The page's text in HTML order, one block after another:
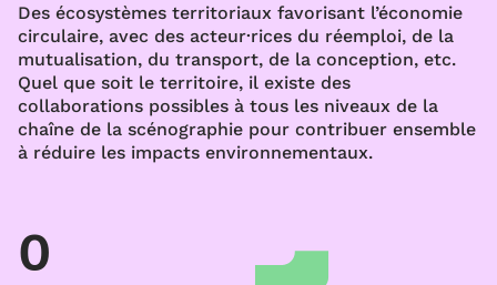
Des écosystèmes territoriaux favorisant l’économie
circulaire, avec des acteur·rices du réemploi, de la
mutualisation, du transport, de la conception, etc.
Quel que soit le territoire, il existe des
collaborations possibles à tous les niveaux de la
chaîne de la scénographie pour contribuer ensemble
à réduire les impacts environnementaux.
0